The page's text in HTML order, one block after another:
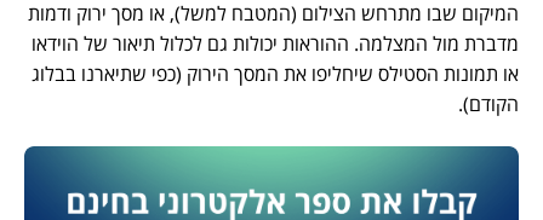
המיקום שבו מתרחש הצילום (המטבח למשל), או מסך ירוק ודמות
מדברת מול המצלמה. ההוראות יכולות גם לכלול תיאור של הוידאו
או תמונות הסטילס שיחליפו את המסך הירוק (כפי שתיארנו בבלוג
הקודם).